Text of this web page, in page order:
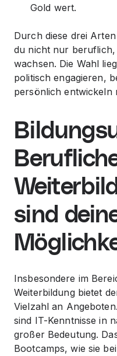
Gold wert.
Durch diese drei
du nicht nur
wachsen. Die Wahl
politisch engagieren,
persönlich entwickeln
sind
Insbesondere im
Weiterbildung bietet
Vielzahl an
sind IT-Kenntnisse in
großer Bedeutung.
Bootcamps, wie sie